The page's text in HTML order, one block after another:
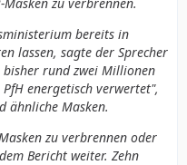
bereits in
lassen, sagte der Sprecher
rund zwei Millionen
energetisch verwertet",
ähnliche Masken.
zu verbrennen oder
Bericht weiter. Zehn